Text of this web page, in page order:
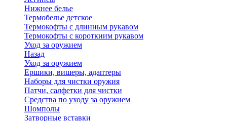
Нижнее белье
Термобелье детское
Термокофты с длинным рукавом
Термокофты с короткиим рукавом
Уход за оружием
Назад
Уход за оружием
Ершики, вишеры, адаптеры
Наборы для чистки оружия
Патчи, салфетки для чистки
Средства по уходу за оружием
Шомполы
Затворные вставки